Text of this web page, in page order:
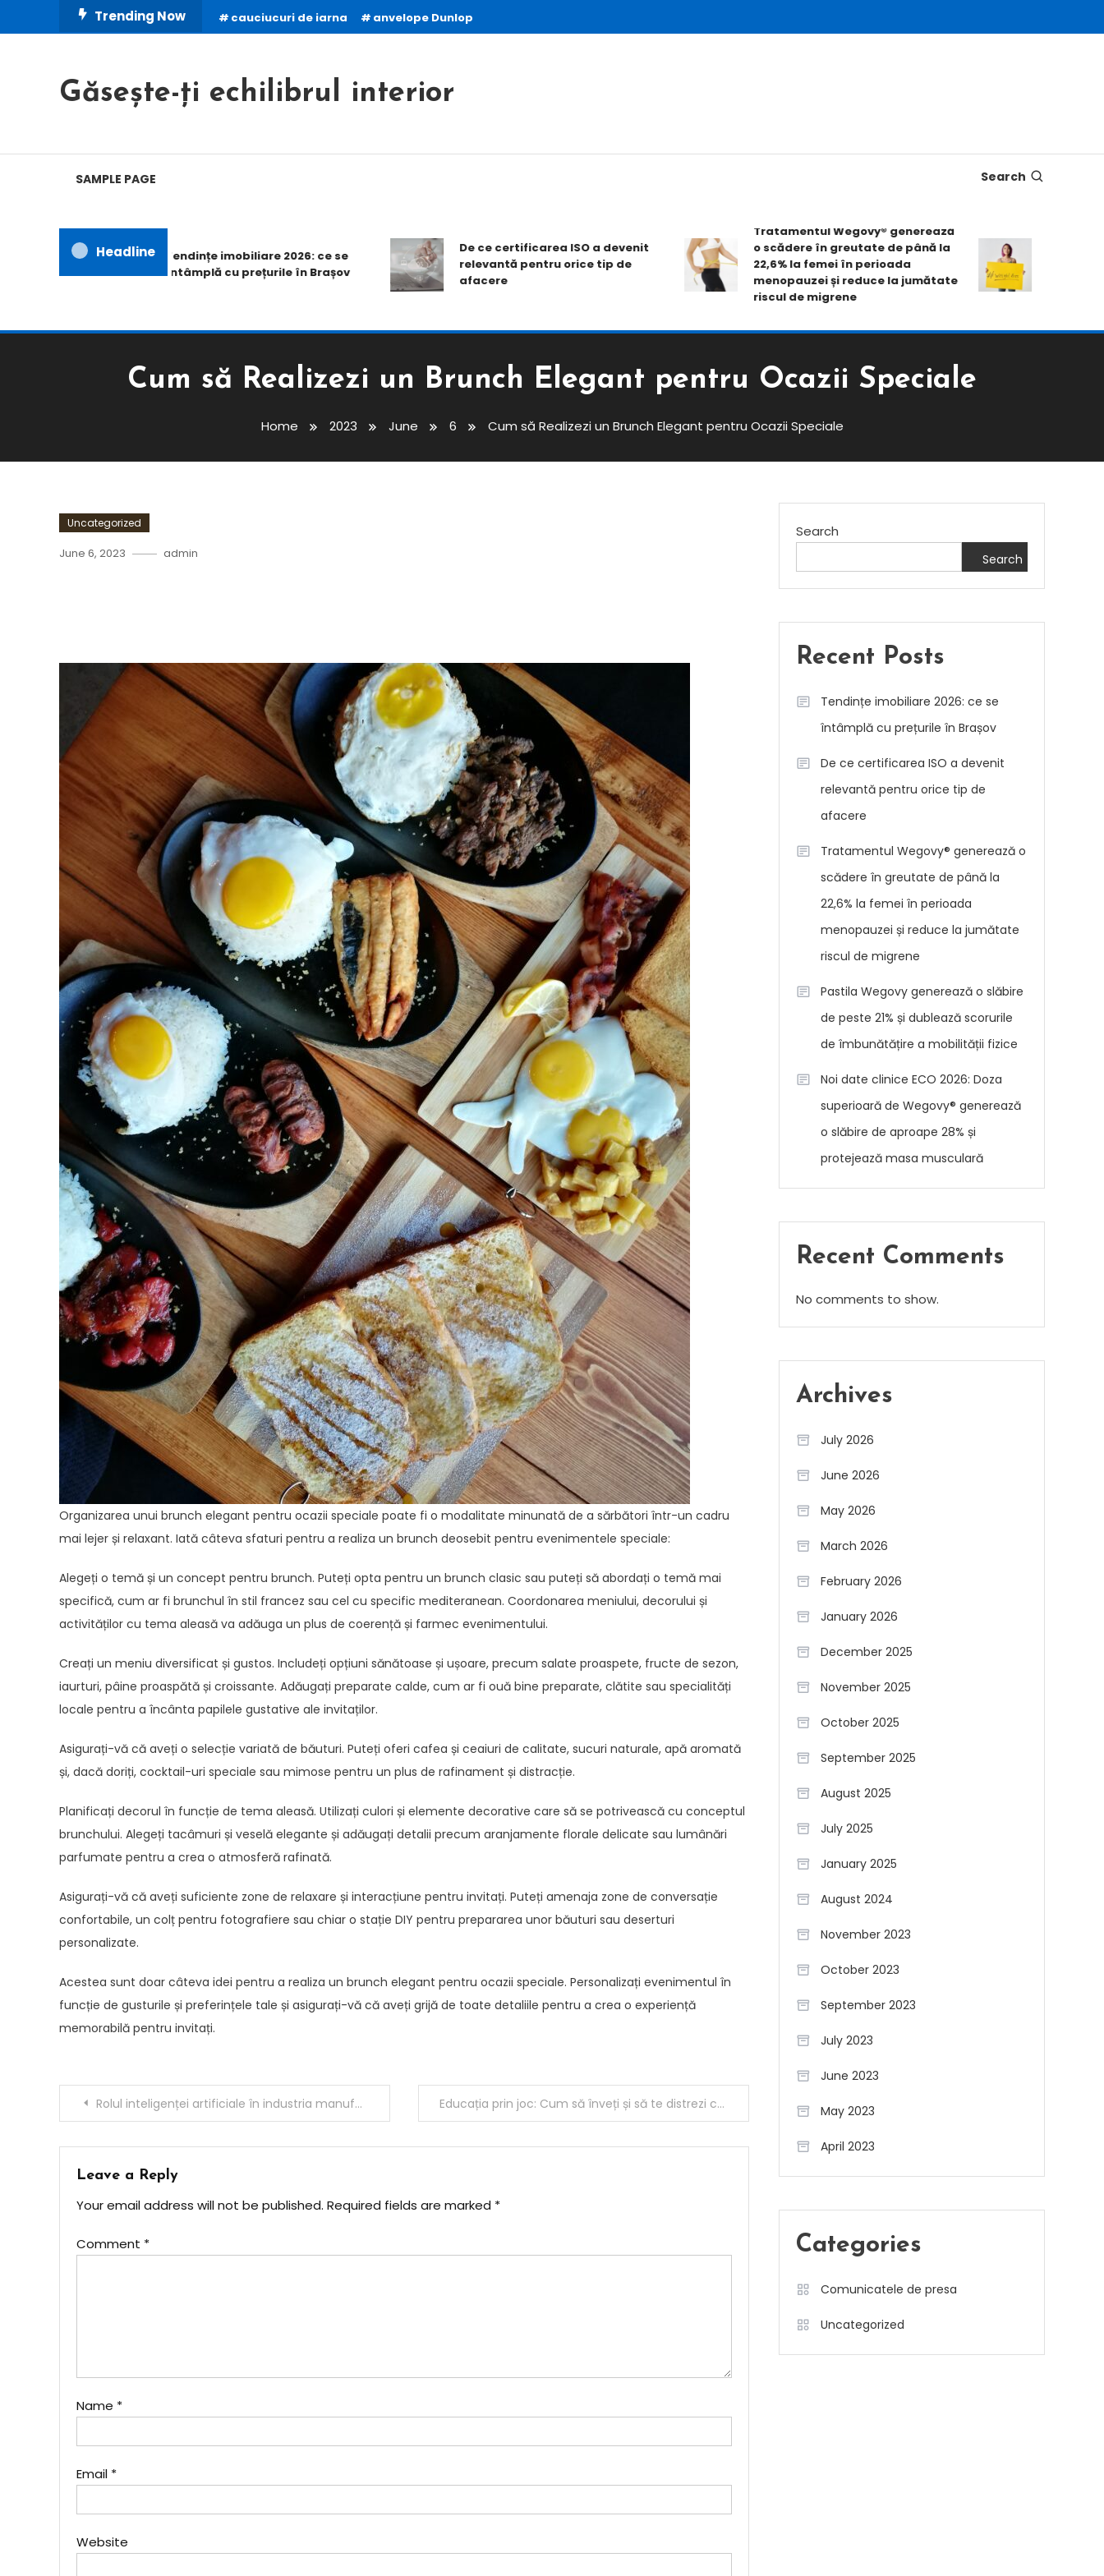
To
Trending Now cauciucuri de iarna anvelope Dunlop
Găsește-ți echilibrul interior
SAMPLE PAGE Search
HeadlineTendințe imobiliare 2026: ce se
întâmplă cu prețurile în Brașov
De ce certificarea ISO a devenit
relevantă pentru orice tip de
afacere
Tratamentul Wegovy® generează
o scădere în greutate de până la
22,6% la femei în perioada
menopauzei și reduce la jumătate
riscul de migrene
Pastila
scorurile de
mobilității
Cum să Realizezi un Brunch Elegant pentru Ocazii Speciale
Home 2023 June 6 Cum să Realizezi un Brunch Elegant pentru Ocazii Speciale
Uncategorized
June 6, 2023 admin
Organizarea unui brunch elegant pentru ocazii speciale poate fi o modalitate minunată de a sărbători într-un cadru
mai lejer și relaxant. Iată câteva sfaturi pentru a realiza un brunch deosebit pentru evenimentele speciale:
Alegeți o temă și un concept pentru brunch. Puteți opta pentru un brunch clasic sau puteți să abordați o temă mai
specifică, cum ar fi brunchul în stil francez sau cel cu specific mediteranean. Coordonarea meniului, decorului și
activităților cu tema aleasă va adăuga un plus de coerență și farmec evenimentului.
Creați un meniu diversificat și gustos. Includeți opțiuni sănătoase și ușoare, precum salate proaspete, fructe de sezon,
iaurturi, pâine proaspătă și croissante. Adăugați preparate calde, cum ar fi ouă bine preparate, clătite sau specialități
locale pentru a încânta papilele gustative ale invitaților.
Asigurați-vă că aveți o selecție variată de băuturi. Puteți oferi cafea și ceaiuri de calitate, sucuri naturale, apă aromată
și, dacă doriți, cocktail-uri speciale sau mimose pentru un plus de rafinament și distracție.
Planificați decorul în funcție de tema aleasă. Utilizați culori și elemente decorative care să se potrivească cu conceptul
brunchului. Alegeți tacâmuri și veselă elegante și adăugați detalii precum aranjamente florale delicate sau lumânări
parfumate pentru a crea o atmosferă rafinată.
Asigurați-vă că aveți suficiente zone de relaxare și interacțiune pentru invitați. Puteți amenaja zone de conversație
confortabile, un colț pentru fotografiere sau chiar o stație DIY pentru prepararea unor băuturi sau deserturi
personalizate.
Acestea sunt doar câteva idei pentru a realiza un brunch elegant pentru ocazii speciale. Personalizați evenimentul în
funcție de gusturile și preferințele tale și asigurați-vă că aveți grijă de toate detaliile pentru a crea o experiență
memorabilă pentru invitați.
PostRolul inteligenței artificiale în industria manufacturieră: Automatizare și optimizare Educația prin joc: Cum să înveți și să te distrezi cu copilul tău
Leave a Reply
Your email address will not be published. Required fields are marked *
Comment *
Name *
Email *
Website
Search
Search
Recent Posts
Tendințe imobiliare 2026: ce se
întâmplă cu prețurile în Brașov
De ce certificarea ISO a devenit
relevantă pentru orice tip de
afacere
Tratamentul Wegovy® generează o
scădere în greutate de până la
22,6% la femei în perioada
menopauzei și reduce la jumătate
riscul de migrene
Pastila Wegovy generează o slăbire
de peste 21% și dublează scorurile
de îmbunătățire a mobilității fizice
Noi date clinice ECO 2026: Doza
superioară de Wegovy® generează
o slăbire de aproape 28% și
protejează masa musculară
Recent Comments
No comments to show.
Archives
July 2026
June 2026
May 2026
March 2026
February 2026
January 2026
December 2025
November 2025
October 2025
September 2025
August 2025
July 2025
January 2025
August 2024
November 2023
October 2023
September 2023
July 2023
June 2023
May 2023
April 2023
Categories
Comunicatele de presa
Uncategorized